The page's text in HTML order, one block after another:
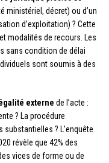
ministériel, décret) ou d’un
d’exploitation) ? Cette
modalités de recours. Les
sans condition de délai
sont soumis à des
externe de l’acte :
? La procédure
? L’enquête
révèle que 42% des
vices de forme ou de